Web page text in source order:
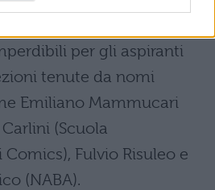
per gli aspiranti
tenute da nomi
Emiliano Mammucari
Carlini (Scuola
Fulvio Risuleo e
(NABA).